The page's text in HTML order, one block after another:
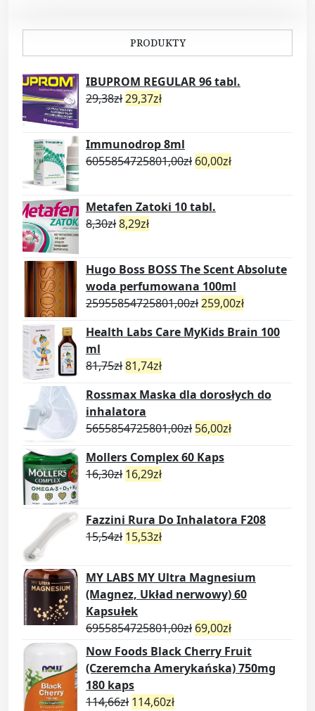
PRODUKTY
IBUPROM REGULAR 96 tabl.
29,38zł29,37zł
Immunodrop 8ml
6055854725801,00zł 60,00zł
Metafen Zatoki 10 tabl.
8,30zł8,29zł
Hugo Boss BOSS The Scent Absolute
woda perfumowana 100ml
25955854725801,00zł259,00zł
Health Labs Care MyKids Brain 100
ml
81,75zł81,74zł
Rossmax Maska dla dorosłych do
inhalatora
5655854725801,00zł 56,00zł
Mollers Complex 60 Kaps
16,30zł 16,29zł
Fazzini Rura Do Inhalatora F208
15,54zł 15,53zł
MY LABS MY Ultra Magnesium
(Magnez, Układ nerwowy) 60
Kapsułek
6955854725801,00zł 69,00zł
Now Foods Black Cherry Fruit
(Czeremcha Amerykańska) 750mg
180 kaps
114,66zł 114,60zł